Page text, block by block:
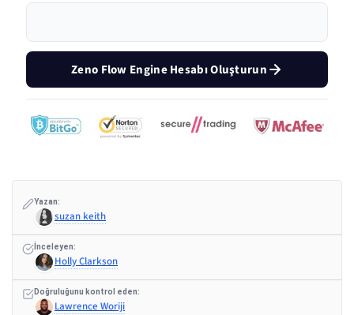
Zeno Flow Engine Hesabı Oluşturun
Yazan:
suzan keith
İnceleyen:
Holly Clarkson
Doğruluğunu kontrol eden:
Lawrence Woriji